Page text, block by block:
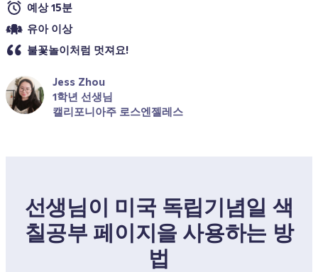
예상 15분
유아 이상
불꽃놀이처럼 멋져요!
Jess Zhou
1학년 선생님
캘리포니아주 로스엔젤레스
선생님이 미국 독립기념일 색
칠공부 페이지을 사용하는 방
법